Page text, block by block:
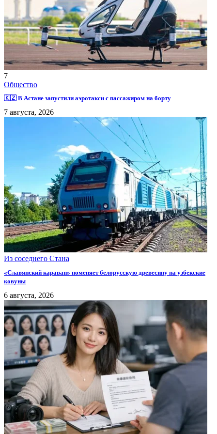
7
Общество
🇰🇿 В Астане запустили аэротакси с пассажиром на борту
7 августа, 2026
Из соседнего Стана
«Славянский караван» поменяет белорусскую древесину на узбекские
ковуны
6 августа, 2026